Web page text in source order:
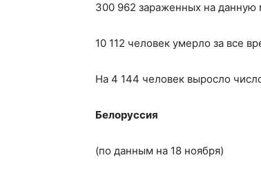
300 962 зараженных на данную
10 112 человек умерло за все
На 4 144 человек выросло
Белоруссия
(по данным на 18 ноября)